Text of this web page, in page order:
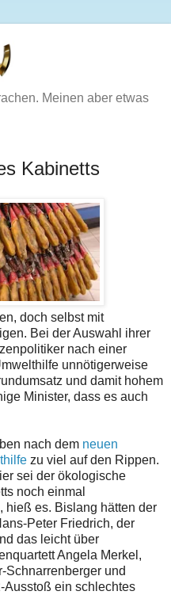
Meinen aber etwas
Kabinetts
doch selbst mit
Bei der Auswahl ihrer
nach einer
unnötigerweise
und damit hohem
Minister, dass es auch
nach dem neuen
zu viel auf den Rippen.
sei der ökologische
noch einmal
hieß es. Bislang hätten der
Peter Friedrich, der
das leicht über
Angela Merkel,
Schnarrenberger und
Ausstoß ein schlechtes